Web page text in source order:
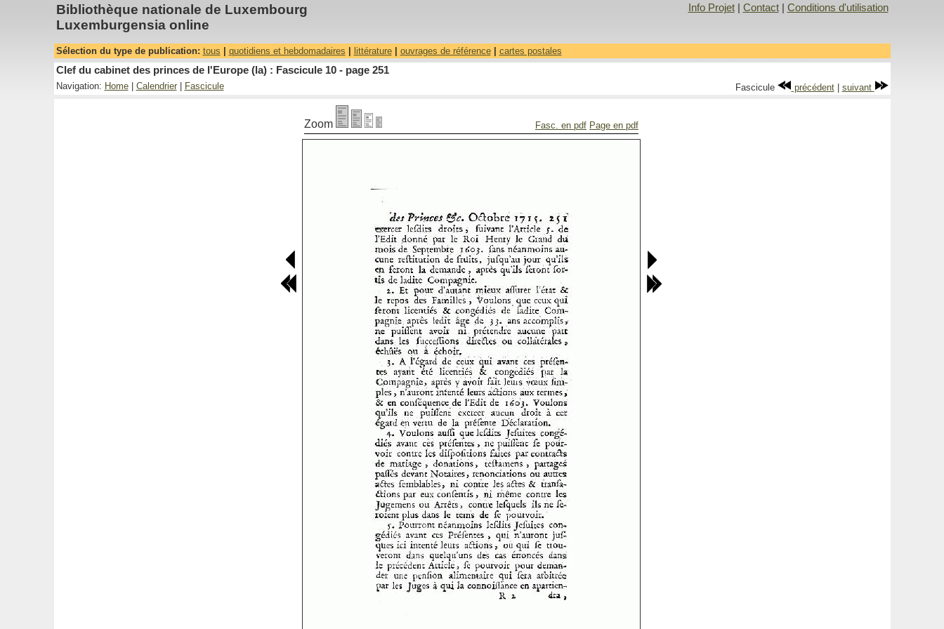
Bibliothèque nationale de Luxembourg
Luxemburgensia online
Info Projet| Contact| Conditions d'utilisation
Sélection du type de publication: tous quotidiens et hebdomadaires littérature| ouvrages de référence| cartes postales
Clef du cabinet des princes de l'Europe (la) : Fascicule 10 - page 251
Navigation: Home| Calendrier| Fascicule Fascicule précédent| suivant
Zoom Fasc. en pdf Page en pdf